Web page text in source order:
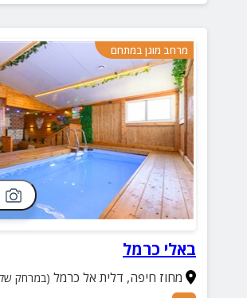
מרחב מוגן במתחם
באלי כרמל
מחוז חיפה, דלית אל כרמל (במרחק של 15.2